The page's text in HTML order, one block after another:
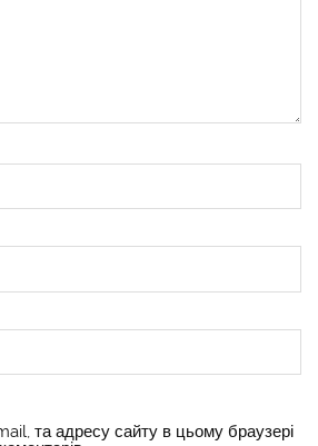
та адресу сайту в цьому браузері